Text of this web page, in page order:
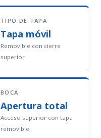
TIPO DE TAPA
Tapa móvil
Removible con cierre
superior
BOCA
Apertura total
Acceso superior con tapa
removible